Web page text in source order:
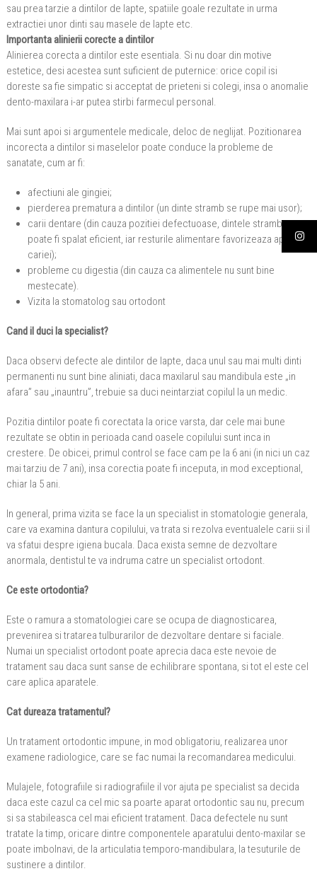
sau prea tarzie a dintilor de lapte, spatiile goale rezultate in urma
extractiei unor dinti sau masele de lapte etc.
Importanta alinierii corecte a dintilor
Alinierea corecta a dintilor este esentiala. Si nu doar din motive
estetice, desi acestea sunt suficient de puternice: orice copil isi
doreste sa fie simpatic si acceptat de prieteni si colegi, insa o anomalie
dento-maxilara i-ar putea stirbi farmecul personal.
Mai sunt apoi si argumentele medicale, deloc de neglijat. Pozitionarea
incorecta a dintilor si maselelor poate conduce la probleme de
sanatate, cum ar fi:
afectiuni ale gingiei;
pierderea prematura a dintilor (un dinte stramb se rupe mai usor);
carii dentare (din cauza pozitiei defectuoase, dintele stramb nu
poate fi spalat eficient, iar resturile alimentare favorizeaza aparitia
cariei);
probleme cu digestia (din cauza ca alimentele nu sunt bine
mestecate).
Vizita la stomatolog sau ortodont
Cand il duci la specialist?
Daca observi defecte ale dintilor de lapte, daca unul sau mai multi dinti
permanenti nu sunt bine aliniati, daca maxilarul sau mandibula este „in
afara” sau „inauntru”, trebuie sa duci neintarziat copilul la un medic.
Pozitia dintilor poate fi corectata la orice varsta, dar cele mai bune
rezultate se obtin in perioada cand oasele copilului sunt inca in
crestere. De obicei, primul control se face cam pe la 6 ani (in nici un caz
mai tarziu de 7 ani), insa corectia poate fi inceputa, in mod exceptional,
chiar la 5 ani.
In general, prima vizita se face la un specialist in stomatologie generala,
care va examina dantura copilului, va trata si rezolva eventualele carii si il
va sfatui despre igiena bucala. Daca exista semne de dezvoltare
anormala, dentistul te va indruma catre un specialist ortodont.
Ce este ortodontia?
Este o ramura a stomatologiei care se ocupa de diagnosticarea,
prevenirea si tratarea tulburarilor de dezvoltare dentare si faciale.
Numai un specialist ortodont poate aprecia daca este nevoie de
tratament sau daca sunt sanse de echilibrare spontana, si tot el este cel
care aplica aparatele.
Cat dureaza tratamentul?
Un tratament ortodontic impune, in mod obligatoriu, realizarea unor
examene radiologice, care se fac numai la recomandarea medicului.
Mulajele, fotografiile si radiografiile il vor ajuta pe specialist sa decida
daca este cazul ca cel mic sa poarte aparat ortodontic sau nu, precum
si sa stabileasca cel mai eficient tratament. Daca defectele nu sunt
tratate la timp, oricare dintre componentele aparatului dento-maxilar se
poate imbolnavi, de la articulatia temporo-mandibulara, la tesuturile de
sustinere a dintilor.